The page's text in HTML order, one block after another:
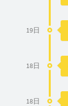
19日
18日
18日